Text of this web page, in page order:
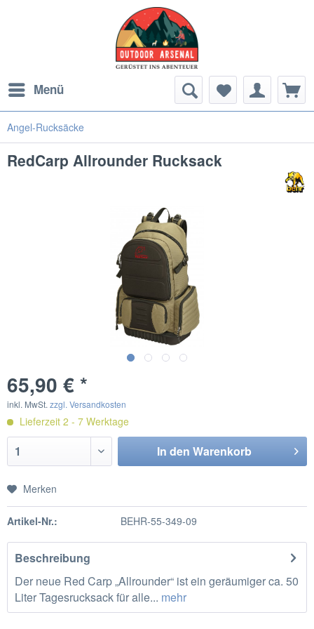
Menü
Angel-Rucksäcke
RedCarp Allrounder Rucksack
65,90 € *
inkl. MwSt. zzgl. Versandkosten
Lieferzeit 2 - 7 Werktage
In den Warenkorb
Merken
Artikel-Nr.: BEHR-55-349-09
Beschreibung
Der neue Red Carp „Allrounder“ ist ein geräumiger ca. 50
Liter Tagesrucksack für alle... mehr